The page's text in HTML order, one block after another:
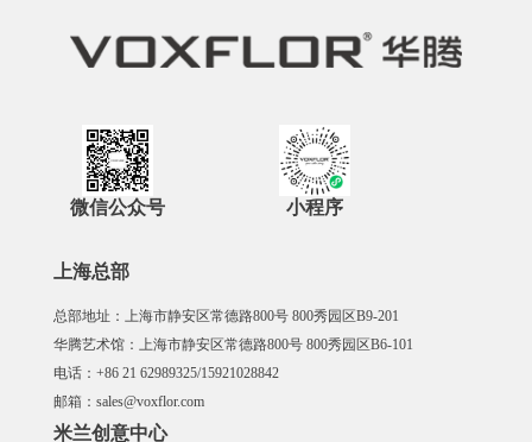
微信公众号 小程序
上海总部
总部地址：上海市静安区常德路800号 800秀园区B9-201
华腾艺术馆：上海市静安区常德路800号 800秀园区B6-101
电话：+86 21 62989325/15921028842
邮箱：sales@voxflor.com
米兰创意中心